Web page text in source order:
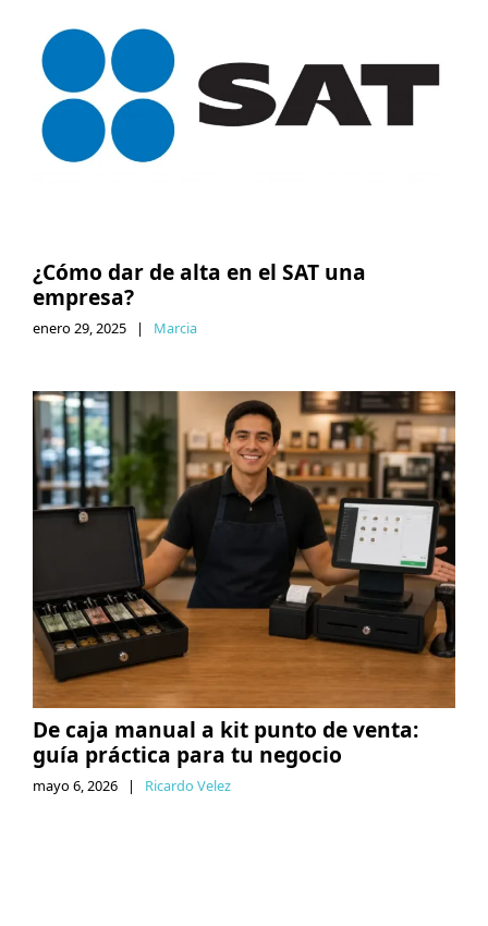
¿Cómo dar de alta en el SAT una
empresa?
enero 29, 2025 | Marcia
De caja manual a kit punto de venta:
guía práctica para tu negocio
mayo 6, 2026 | Ricardo Velez